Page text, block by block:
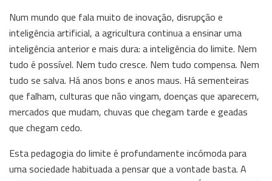
Num mundo que fala muito de inovação, disrupção e
inteligência artificial, a agricultura continua a ensinar uma
inteligência anterior e mais dura: a inteligência do limite. Nem
tudo é possível. Nem tudo cresce. Nem tudo compensa. Nem
tudo se salva. Há anos bons e anos maus. Há sementeiras
que falham, culturas que não vingam, doenças que aparecem,
mercados que mudam, chuvas que chegam tarde e geadas
que chegam cedo.
Esta pedagogia do limite é profundamente incómoda para
uma sociedade habituada a pensar que a vontade basta. A